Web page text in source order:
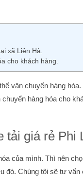
xã Liên Hà.
cho khách hàng.
vận chuyển hàng
hàng hóa cho
giá rẻ Phi
của mình. Thì nên
đó. Chúng tôi sẽ tư